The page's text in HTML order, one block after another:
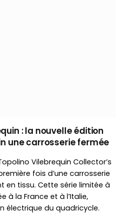
: la nouvelle édition
une carrosserie fermée
Vilebrequin Collector’s
fois d’une carrosserie
en tissu. Cette série limitée à
à la France et à l’Italie,
électrique du quadricycle.